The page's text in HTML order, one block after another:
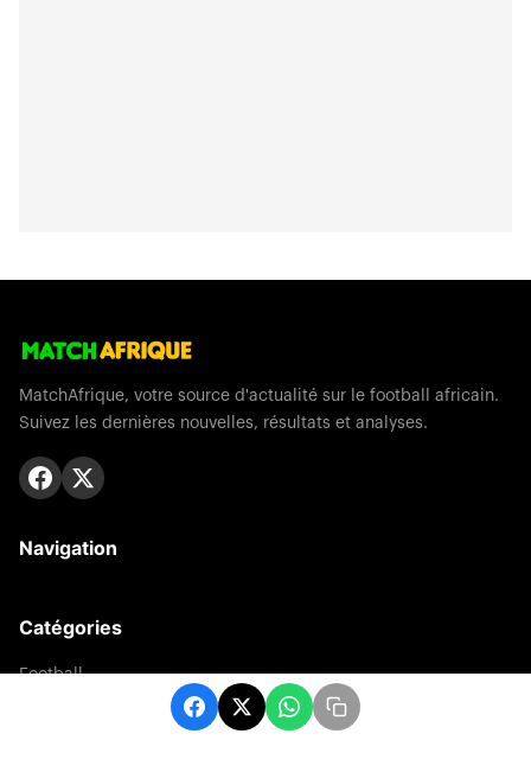
MatchAfrique, votre source d'actualité sur le football africain.
Suivez les dernières nouvelles, résultats et analyses.
Navigation
Catégories
Football